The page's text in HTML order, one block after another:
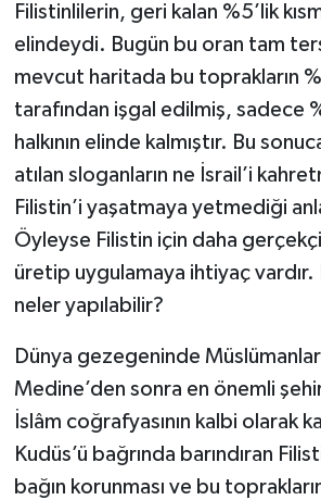
Filistinlilerin, geri kalan %5’lik
elindeydi. Bugün bu oran tam
mevcut haritada bu toprakların
tarafından işgal edilmiş, sadece
halkının elinde kalmıştır. Bu
atılan sloganların ne İsrail’i
Filistin’i yaşatmaya yetmediği
Öyleyse Filistin için daha
üretip uygulamaya ihtiyaç vardır.
neler yapılabilir?
Dünya gezegeninde
Medine’den sonra en önemli
İslâm coğrafyasının kalbi olarak
Kudüs’ü bağrında barındıran
bağın korunması ve bu